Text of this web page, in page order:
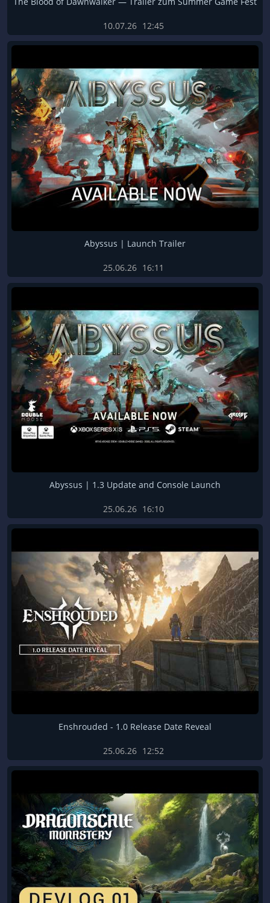
10.07.26 12:45
Abyssus | Launch Trailer
25.06.26 16:11
Abyssus | 1.3 Update and Console Launch
25.06.26 16:10
Enshrouded - 1.0 Release Date Reveal
25.06.26 12:52